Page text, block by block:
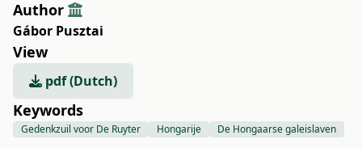
Author
Gábor Pusztai
View
pdf (Dutch)
Keywords
Gedenkzuil voor De Ruyter Hongarije De Hongaarse galeislaven